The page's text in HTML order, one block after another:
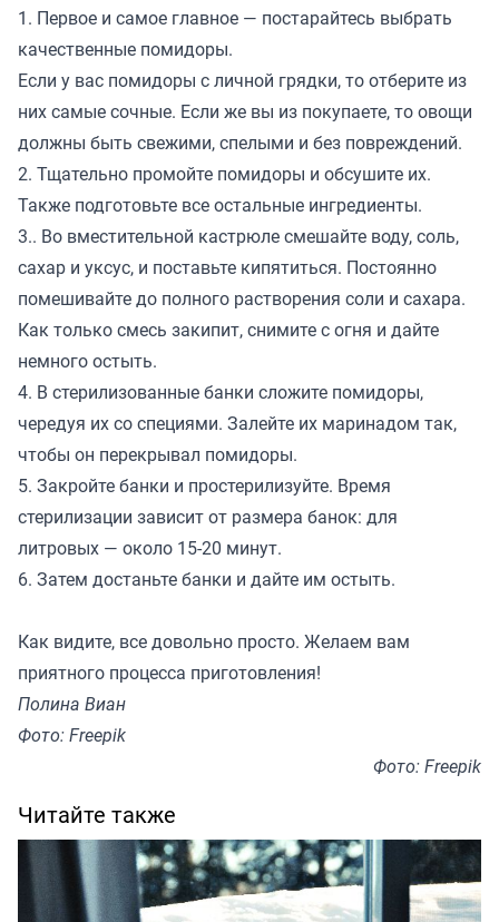
1. Первое и самое главное — постарайтесь выбрать
качественные помидоры.
Если у вас помидоры с личной грядки, то отберите из
них самые сочные. Если же вы из покупаете, то овощи
должны быть свежими, спелыми и без повреждений.
2. Тщательно промойте помидоры и обсушите их.
Также подготовьте все остальные ингредиенты.
3.. Во вместительной кастрюле смешайте воду, соль,
сахар и уксус, и поставьте кипятиться. Постоянно
помешивайте до полного растворения соли и сахара.
Как только смесь закипит, снимите с огня и дайте
немного остыть.
4. В стерилизованные банки сложите помидоры,
чередуя их со специями. Залейте их маринадом так,
чтобы он перекрывал помидоры.
5. Закройте банки и простерилизуйте. Время
стерилизации зависит от размера банок: для
литровых — около 15-20 минут.
6. Затем достаньте банки и дайте им остыть.
Как видите, все довольно просто. Желаем вам
приятного процесса приготовления!
Полина Виан
Фото: Freepik
Фото: Freepik
Читайте также